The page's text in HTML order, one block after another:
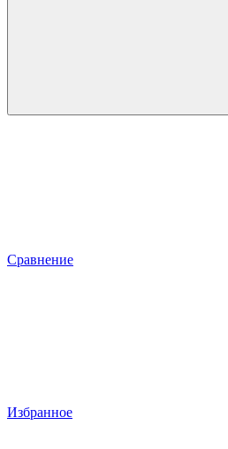
Сравнение
Избранное